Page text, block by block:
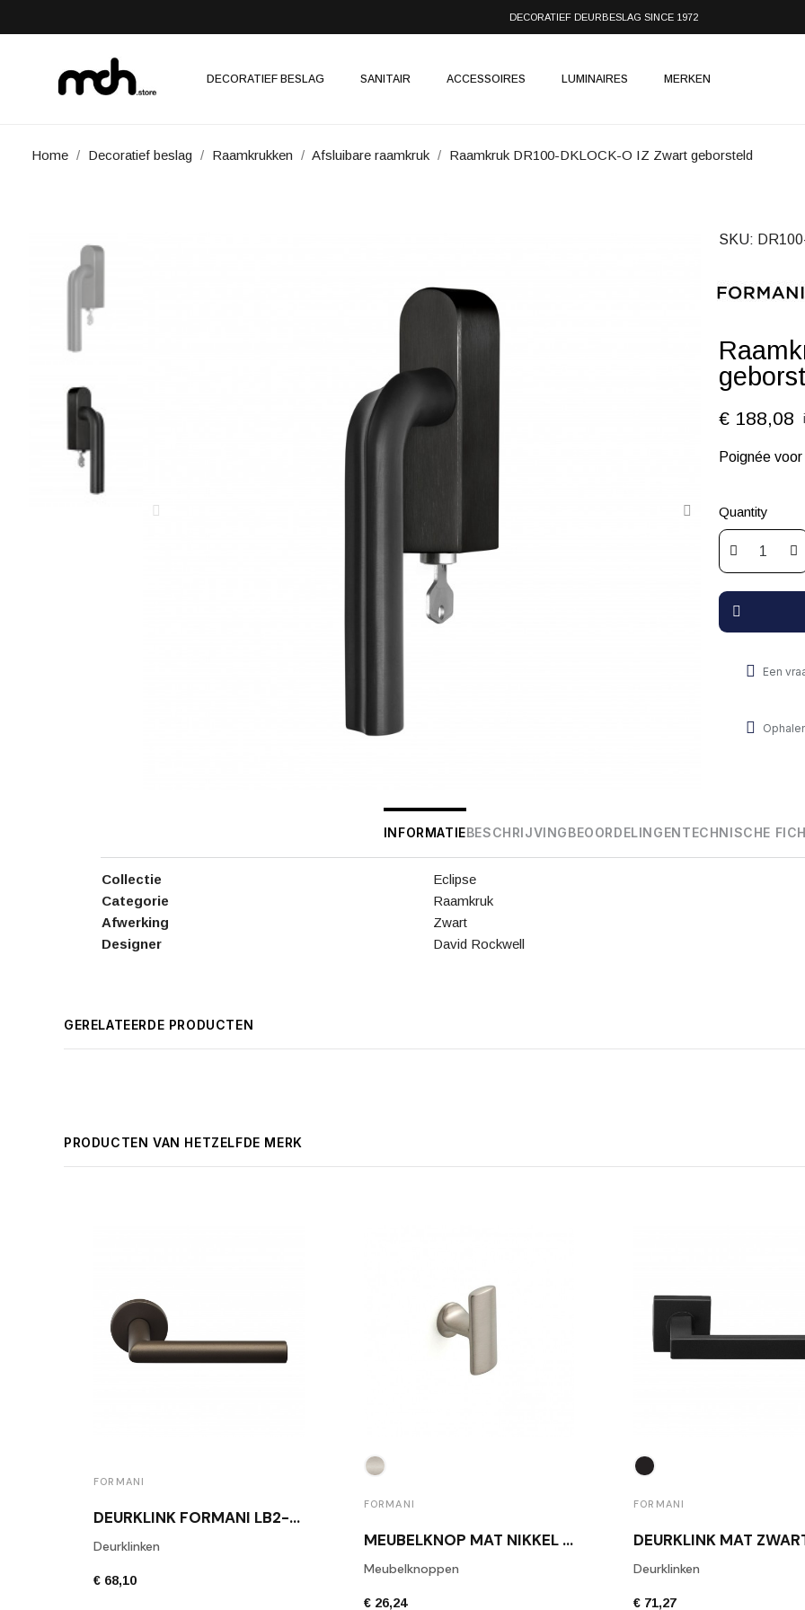
DECORATIEF DEURBESLAG SINCE 1972
DECORATIEF BESLAG SANITAIR ACCESSOIRES LUMINAIRES MERKEN
Home Decoratief beslag Raamkrukken Afsluibare raamkruk Raamkruk DR100-DKLOCK-O IZ Zwart geborsteld
SKU
€ 188,08
Poignée
Quantity
Een
INFORMATIEBESCHRIJVINGBEOORDELINGENTECHNISCHE
Collectie
Eclipse
Categorie
Raamkruk
Afwerking
Zwart
Designer
David Rockwell
GERELATEERDE PRODUCTEN
PRODUCTEN VAN HETZELFDE MERK
FORMANI
DEURKLINK FORMANI LB2-19 BR BRONS
Deurklinken
€ 68,10
FORMANI
MEUBELKNOP MAT NIKKEL 1929M NS
Meubelknoppen
€ 26,24
FORMANI
Deurklinken
€ 71,27